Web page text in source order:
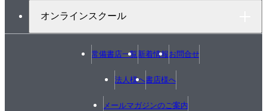
オンラインスクール
常備書店一覧新着情報お問合せ
法人様へ書店様へ
メールマガジンのご案内